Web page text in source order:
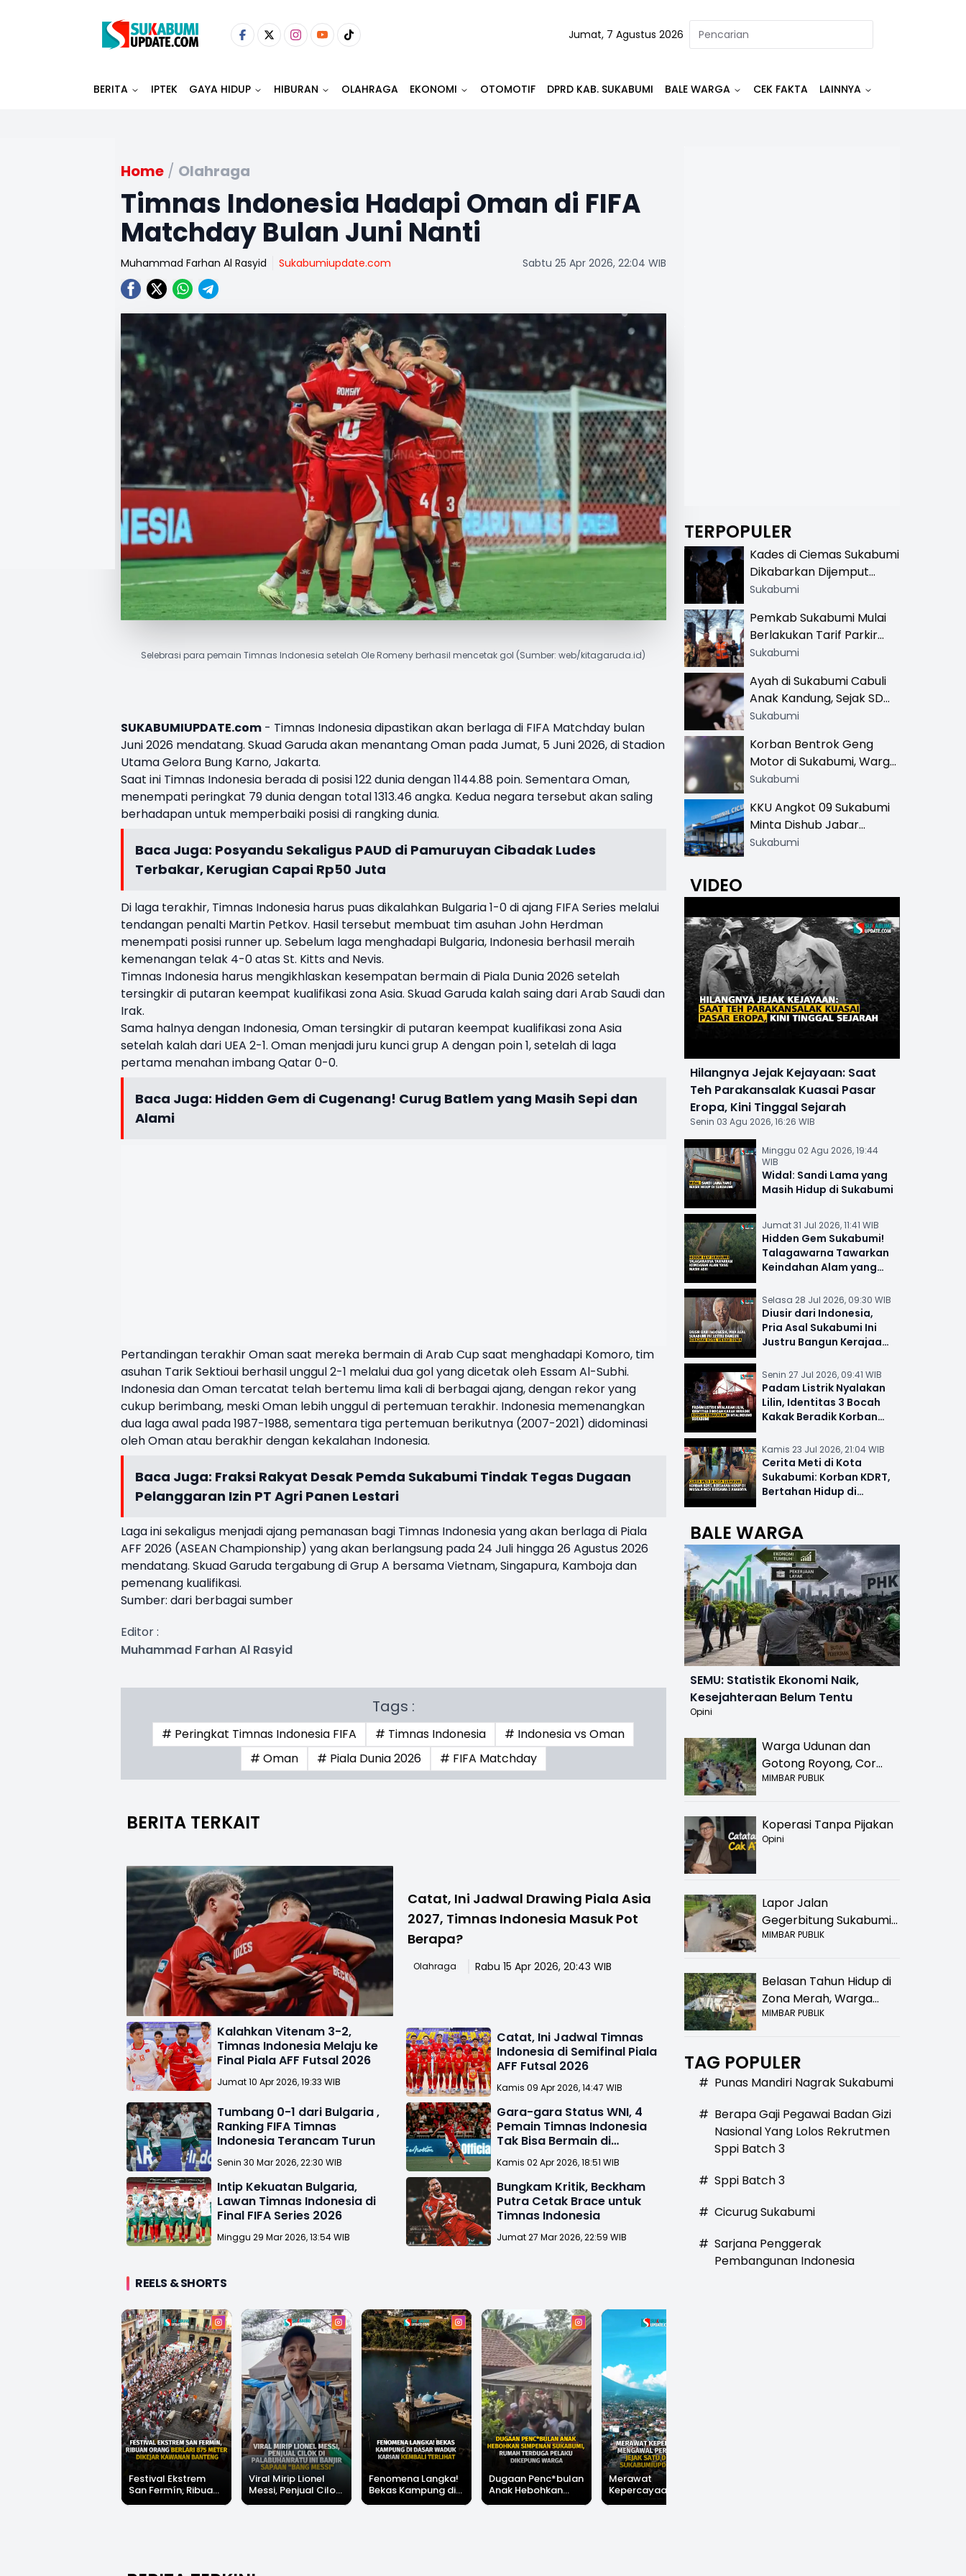
Jumat, 7 Agustus 2026
BERITA IPTEK GAYA HIDUP HIBURAN OLAHRAGA EKONOMI OTOMOTIF DPRD KAB. SUKABUMI BALE WARGA CEK FAKTA LAINNYA
Home / Olahraga
Timnas Indonesia Hadapi Oman di FIFA
Matchday Bulan Juni Nanti
Muhammad Farhan Al Rasyid Sukabumiupdate.com Sabtu 25 Apr 2026, 22:04 WIB
Selebrasi para pemain Timnas Indonesia setelah Ole Romeny berhasil mencetak gol (Sumber: web/kitagaruda.id)
SUKABUMIUPDATE.com - Timnas Indonesia dipastikan akan berlaga di FIFA Matchday bulan
Juni 2026 mendatang. Skuad Garuda akan menantangOman pada Jumat, 5 Juni 2026, di Stadion
Utama Gelora Bung Karno, Jakarta.
Saat ini Timnas Indonesia berada di posisi 122 dunia dengan 1144.88 poin. Sementara Oman,
menempati peringkat 79 dunia dengan total 1313.46 angka. Kedua negara tersebut akan saling
berhadapan untuk memperbaiki posisi di rangking dunia.
Baca Juga: Posyandu Sekaligus PAUD di Pamuruyan Cibadak Ludes
Terbakar, Kerugian Capai Rp50 Juta
Di laga terakhir, Timnas Indonesia harus puas dikalahkan Bulgaria 1-0 di ajang FIFA Series melalui
tendangan penalti Martin Petkov. Hasil tersebut membuat tim asuhan John Herdman
menempati posisi runner up. Sebelum laga menghadapi Bulgaria, Indonesia berhasil meraih
kemenangan telak 4-0 atas St. Kitts and Nevis.
Timnas Indonesia harus mengikhlaskan kesempatan bermain di Piala Dunia 2026 setelah
tersingkir di putaran keempat kualifikasi zona Asia. Skuad Garuda kalah saing dari Arab Saudi dan
Irak.
Sama halnya dengan Indonesia, Oman tersingkir di putaran keempat kualifikasi zona Asia
setelah kalah dari UEA 2-1. Oman menjadi juru kunci grup A dengan poin 1, setelah di laga
pertama menahan imbang Qatar 0-0.
Baca Juga: Hidden Gem di Cugenang! Curug Batlem yang Masih Sepi dan
Alami
Pertandingan terakhir Oman saat mereka bermain di Arab Cup saat menghadapi Komoro, tim
asuhan Tarik Sektioui berhasil unggul 2-1 melalui dua gol yang dicetak oleh Essam Al-Subhi.
Indonesia dan Oman tercatat telah bertemu lima kali di berbagai ajang, dengan rekor yang
cukup berimbang, meski Oman lebih unggul di pertemuan terakhir. Indonesia memenangkan
dua laga awal pada 1987-1988, sementara tiga pertemuan berikutnya (2007-2021) didominasi
oleh Oman atau berakhir dengan kekalahan Indonesia.
Baca Juga: Fraksi Rakyat Desak Pemda Sukabumi Tindak Tegas Dugaan
Pelanggaran Izin PT Agri Panen Lestari
Laga ini sekaligus menjadi ajang pemanasan bagi Timnas Indonesia yang akan berlaga di Piala
AFF 2026 (ASEAN Championship) yang akan berlangsung pada 24 Juli hingga 26 Agustus 2026
mendatang. Skuad Garuda tergabung di Grup A bersama Vietnam, Singapura, Kamboja dan
pemenang kualifikasi.
Sumber: dari berbagai sumber
Editor :
Muhammad Farhan Al Rasyid
Tags :
# Peringkat Timnas Indonesia FIFA # Timnas Indonesia
# Indonesia vs Oman
# Oman
# Piala Dunia 2026 # FIFA Matchday
BERITA TERKAIT
Catat, Ini Jadwal Drawing Piala Asia
2027, Timnas Indonesia Masuk Pot
Berapa?
Olahraga Rabu 15 Apr 2026, 20:43 WIB
Kalahkan Vitenam 3-2,
Timnas Indonesia Melaju ke
Final Piala AFF Futsal 2026
Jumat 10 Apr 2026, 19:33 WIB
Catat, Ini Jadwal Timnas
Indonesia di Semifinal Piala
AFF Futsal 2026
Kamis 09 Apr 2026, 14:47 WIB
Tumbang 0-1 dari Bulgaria ,
Ranking FIFA Timnas
Indonesia Terancam Turun
Senin 30 Mar 2026, 22:30 WIB
Gara-gara Status WNI, 4
Pemain Timnas Indonesia
Tak Bisa Bermain di
Eredivisie
Kamis 02 Apr 2026, 18:51 WIB
Intip Kekuatan Bulgaria,
Lawan Timnas Indonesia di
Final FIFA Series 2026
Minggu 29 Mar 2026, 13:54 WIB
Bungkam Kritik, Beckham
Putra Cetak Brace untuk
Timnas Indonesia
Jumat 27 Mar 2026, 22:59 WIB
REELS & SHORTS
Festival Ekstrem
San Fermín, Ribuan
Orang Berlari 875
Viral Mirip Lionel
Messi, Penjual Cilok
di Palabuhanratu Ini
Fenomena Langka!
Bekas Kampung di
Dasar Waduk Karian
Dugaan Penc*bulan
Anak Hebohkan
Simpenan
Merawat
Kepercayaan,
Mengawal
TERPOPULER
Kades di Ciemas Sukabumi
Dikabarkan Dijemput
Satnarkoba, Polisi
Sukabumi
Pemkab Sukabumi Mulai
Berlakukan Tarif Parkir
Resmi di 13 Lokasi Wisata,
Khusus
Sukabumi
Ayah di Sukabumi Cabuli
Anak Kandung, Sejak SD
Hingga SMA
Sukabumi
Korban Bentrok Geng
Motor di Sukabumi, Warga
dan Sopir Tangki
Sukabumi
KKU Angkot 09 Sukabumi
Minta Dishub Jabar
Tertibkan Trayek Ciawi-
Sukabumi
VIDEO
Hilangnya Jejak Kejayaan: Saat
Teh Parakansalak Kuasai Pasar
Eropa, Kini Tinggal Sejarah
Senin 03 Agu 2026, 16:26 WIB
Minggu 02 Agu 2026, 19:44
WIB
Widal: Sandi Lama yang
Masih Hidup di Sukabumi
Jumat 31 Jul 2026, 11:41 WIB
Hidden Gem Sukabumi!
Talagawarna Tawarkan
Keindahan Alam yang
Selasa 28 Jul 2026, 09:30 WIB
Diusir dari Indonesia,
Pria Asal Sukabumi Ini
Justru Bangun Kerajaan
Senin 27 Jul 2026, 09:41 WIB
Padam Listrik Nyalakan
Lilin, Identitas 3 Bocah
Kakak Beradik Korban
Kamis 23 Jul 2026, 21:04 WIB
Cerita Meti di Kota
Sukabumi: Korban KDRT,
Bertahan Hidup di
BALE WARGA
SEMU: Statistik Ekonomi Naik,
Kesejahteraan Belum Tentu
Opini
Warga Udunan dan
Gotong Royong, Cor
Jalan Hancur di
MIMBAR PUBLIK
Koperasi Tanpa Pijakan
Opini
Lapor Jalan
Gegerbitung Sukabumi
Bolong! Bahaya Bagi
MIMBAR PUBLIK
Belasan Tahun Hidup di
Zona Merah, Warga
Kampung Nangewer
Relokasi
MIMBAR PUBLIK
TAG POPULER
# Punas Mandiri Nagrak Sukabumi
# Berapa Gaji Pegawai Badan Gizi
Nasional Yang Lolos Rekrutmen
Sppi Batch 3
# Sppi Batch 3
# Cicurug Sukabumi
# Sarjana Penggerak
Pembangunan Indonesia